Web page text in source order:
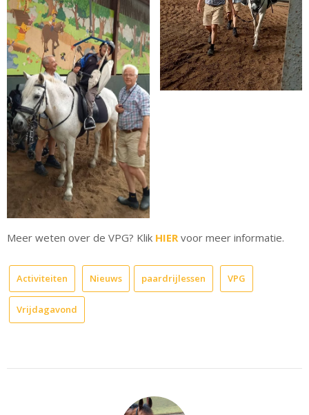
Meer weten over de VPG? Klik HIERvoor meer informatie.
Activiteiten Nieuws paardrijlessen VPG
Vrijdagavond